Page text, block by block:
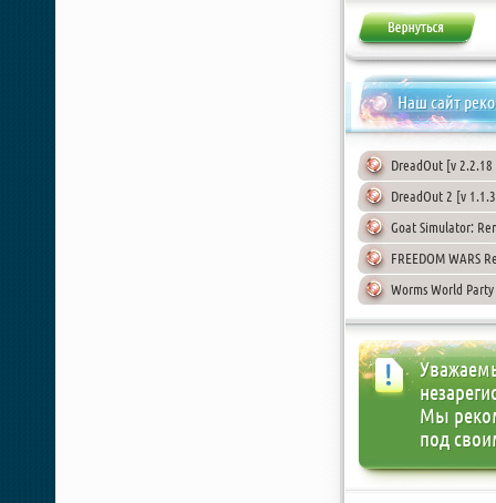
Наш сайт
DreadOut [v
DreadOut 2 [v
Goat Simulator:
FREEDOM WARS
Worms World
Мы
под